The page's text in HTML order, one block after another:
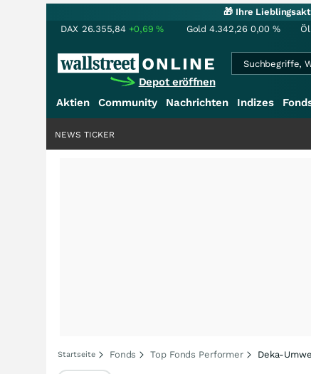
🎁 Ihre
DAX 26.355,84 +0,69% Gold 4.342,26 0,00 %
Depot eröffnen
Aktien Community Nachrichten Indizes
NEWS TICKER
Startseite Fonds Top Fonds Performer Deka-